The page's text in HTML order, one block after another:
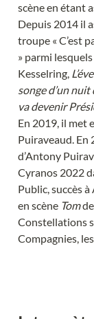
scène en étant
Depuis 2014 il
troupe « C’est
» parmi lesquels
Kesselring,
songe d’un nuit
va devenir
En 2019, il met
Puiraveaud. En
d’Antony
Cyranos 2022
Public, succès
en scène Tom
Constellations